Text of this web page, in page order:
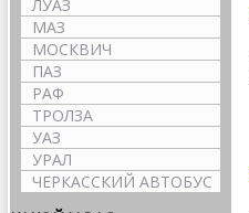
ЛУАЗ
МАЗ
МОСКВИЧ
ПАЗ
РАФ
ТРОЛЗА
УАЗ
УРАЛ
ЧЕРКАССКИЙ АВТОБУС